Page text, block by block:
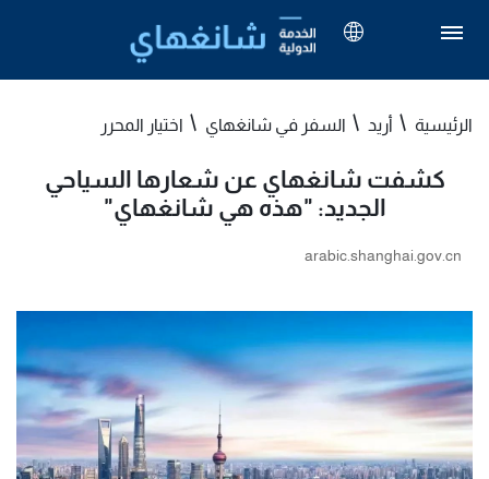
الرئيسية أريد السفر في شانغهاي اختيار المحرر
كشفت شانغهاي عن شعارها السياحي
الجديد: "هذه هي شانغهاي"
arabic.shanghai.gov.cn